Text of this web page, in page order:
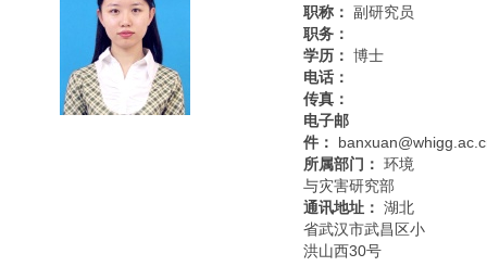
职称： 副研究员
职务：
学历： 博士
电话：
传真：
电子邮
件：
所属部门： 环境
与灾害研究部
通讯地址： 湖北
省武汉市武昌区小
洪山西30号